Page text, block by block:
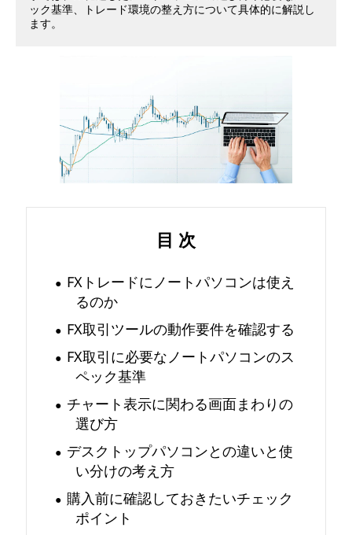
ック基準、トレード環境の整え方について具体的に解説し
ます。
目 次
FXトレードにノートパソコンは使え
るのか
FX取引ツールの動作要件を確認する
FX取引に必要なノートパソコンのス
ペック基準
チャート表示に関わる画面まわりの
選び方
デスクトップパソコンとの違いと使
い分けの考え方
購入前に確認しておきたいチェック
ポイント